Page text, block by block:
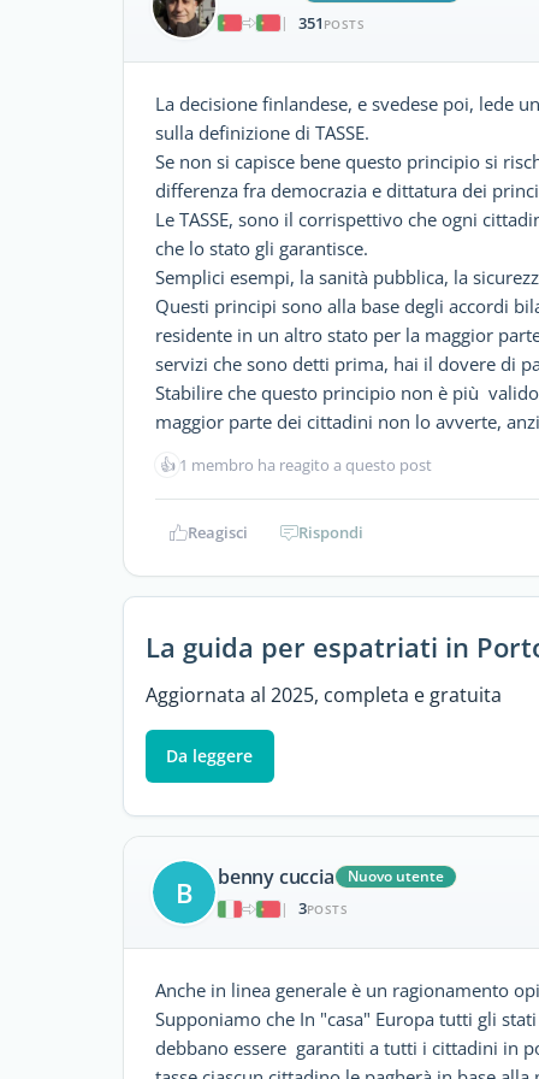
|
351 POSTS
La decisione finlandese, e svedese poi, lede
sulla definizione di TASSE.
Se non si capisce bene questo principio si
differenza fra democrazia e dittatura dei
Le TASSE, sono il corrispettivo che ogni
che lo stato gli garantisce.
Semplici esempi, la sanità pubblica, la
Questi principi sono alla base degli accordi
residente in un altro stato per la maggior
servizi che sono detti prima, hai il dovere di
Stabilire che questo principio non è più
maggior parte dei cittadini non lo avverte,
👍 1 membro ha reagito a questo post
Reagisci Rispondi
La guida per espatriati in
Aggiornata al 2025, completa e gratuita
Da leggere
B benny cuccia
Nuovo utente
|
3POSTS
Anche in linea generale è un ragionamento
Supponiamo che In "casa" Europa tutti gli
debbano essere garantiti a tutti i cittadini in